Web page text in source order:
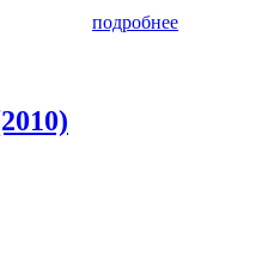
подробнее